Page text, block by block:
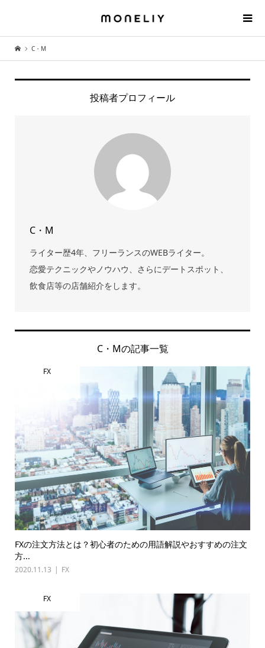
C・M
投稿者プロフィール
C・M
ライター歴4年、フリーランスのWEBライター。
恋愛テクニックやノウハウ、さらにデートスポット、
飲食店等の店舗紹介をします。
C・Mの記事一覧
FX
FXの注文方法とは？初心者のための用語解説やおすすめの注文
方...
2020.11.13 FX
FX